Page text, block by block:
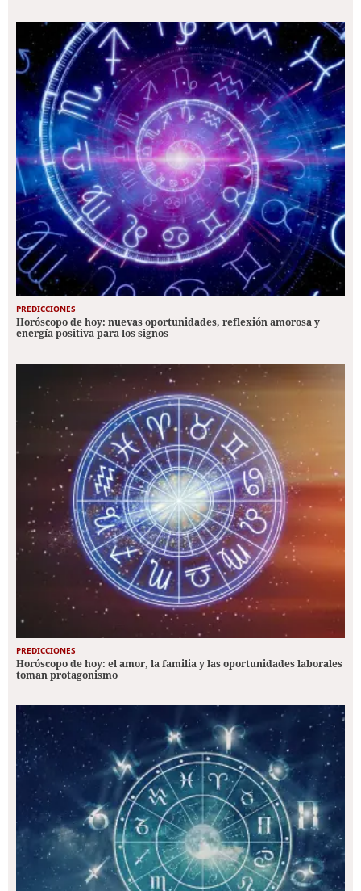
PREDICCIONES
Horóscopo de hoy: nuevas oportunidades, reflexión amorosa y
energía positiva para los signos
PREDICCIONES
Horóscopo de hoy: el amor, la familia y las oportunidades laborales
toman protagonismo